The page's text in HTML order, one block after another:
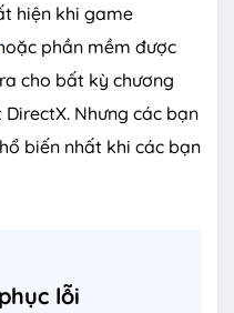
hiện khi game
phần mềm được
cho bất kỳ chương
Nhưng các bạn
biến nhất khi các bạn
lỗi